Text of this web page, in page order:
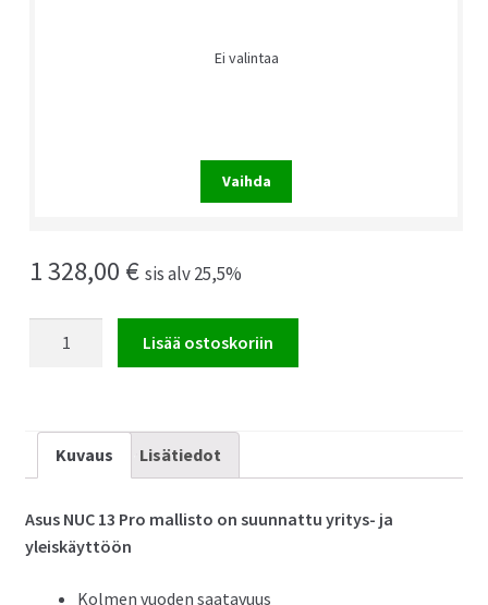
Ei valintaa
Vaihda
1 328,00 € sis alv 25,5%
Mini
Lisää ostoskoriin
Kuvaus Lisätiedot
Asus NUC 13 Pro mallisto on suunnattu yritys- ja
yleiskäyttöön
Kolmen vuoden saatavuus